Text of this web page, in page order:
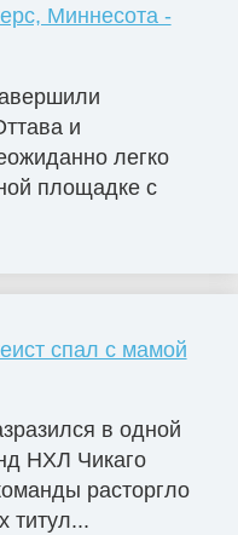
Миннесота -
и
легко
площадке с
спал с мамой
в одной
НХЛ Чикаго
расторгло
титул...